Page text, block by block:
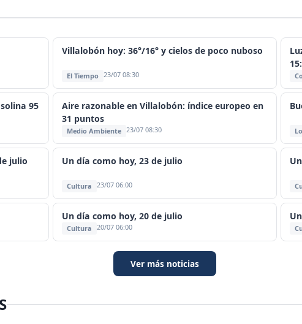
Villalobón hoy: 36°/16° y cielos de poco nuboso
El Tiempo 23/07 08:30
95
Aire razonable en Villalobón: índice europeo en
31 puntos
Medio Ambiente 23/07 08:30
julio
Un día como hoy, 23 de julio
Cultura 23/07 06:00
Un día como hoy, 20 de julio
Cultura 20/07 06:00
Ver más noticias